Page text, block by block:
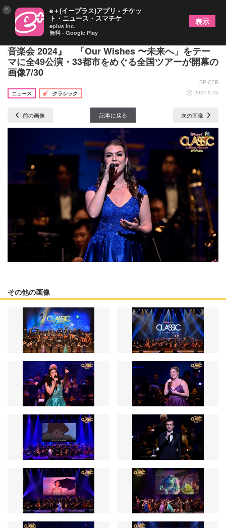
『ディズニー・オン・クラシック ～まほうの夜の
音楽会 2024』 「Our Wishes 〜未来へ」をテー
マに全49公演・33都市をめぐる全国ツアーが開幕の
画像7/30
SPICER
ニュース
クラシック 2024.9.25
前の画像 記事に戻る 次の画像
その他の画像
× e＋(イープラス)アプリ - チケッ
ト・ニュース・スマチケ
eplus inc.
無料 - Google Play
表示